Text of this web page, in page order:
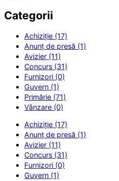
Categorii
Achiziție (17)
Anunț de presă (1)
Avizier (11)
Concurs (31)
Furnizori (0)
Guvern (1)
Primărie (71)
Vânzare (0)
Achiziție (17)
Anunț de presă (1)
Avizier (11)
Concurs (31)
Furnizori (0)
Guvern (1)